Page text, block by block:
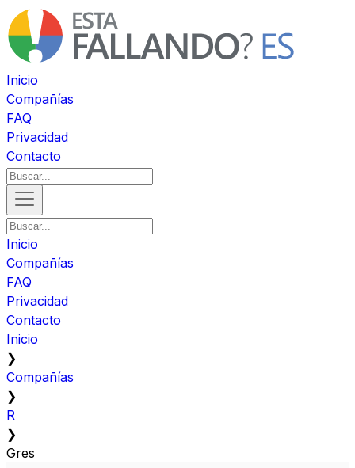
Inicio
Compañías
FAQ
Privacidad
Contacto
Inicio
Compañías
FAQ
Privacidad
Contacto
Inicio
❯
Compañías
❯
R
❯
Gres